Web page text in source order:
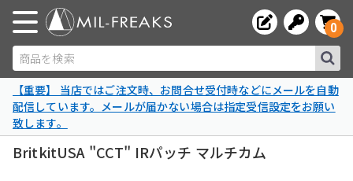
商品を検索
0
【重要】 当店ではご注文時、お問合せ受付時などにメールを自動
配信しています。メールが届かない場合は指定受信設定をお願い
致します。
BritkitUSA "CCT" IRパッチ マルチカム